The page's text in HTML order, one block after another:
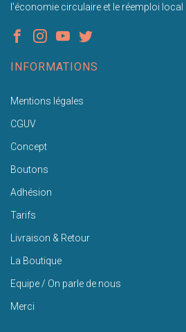
l'économie circulaire et le réemploi
INFORMATIONS
Mentions légales
CGUV
Concept
Boutons
Adhésion
Tarifs
Livraison & Retour
La Boutique
Equipe / On parle de nous
Merci